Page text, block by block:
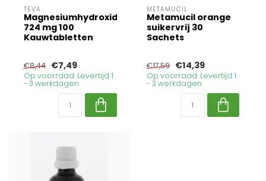
TEVA
Magnesiumhydroxide
724 mg 100
Kauwtabletten
€8,44 €7,49
Op voorraad. Levertijd 1
- 3 werkdagen
METAMUCIL
Metamucil orange
suikervrij 30
Sachets
€17,59 €14,39
Op voorraad. Levertijd 1
- 3 werkdagen